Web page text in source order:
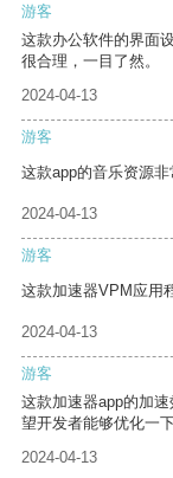
游客
这款办公软件的界面
很合理，一目了然。
2024-04-13
游客
这款app的音乐资源非
2024-04-13
游客
这款加速器VPM应用
2024-04-13
游客
这款加速器app的加
望开发者能够优化一下
2024-04-13